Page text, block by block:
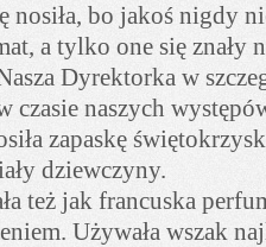
nosiła, bo jakoś nigdy
a tylko one się znały
Dyrektorka w
czasie naszych
zapaskę
dziewczyny.
też jak francuska
Używała wszak